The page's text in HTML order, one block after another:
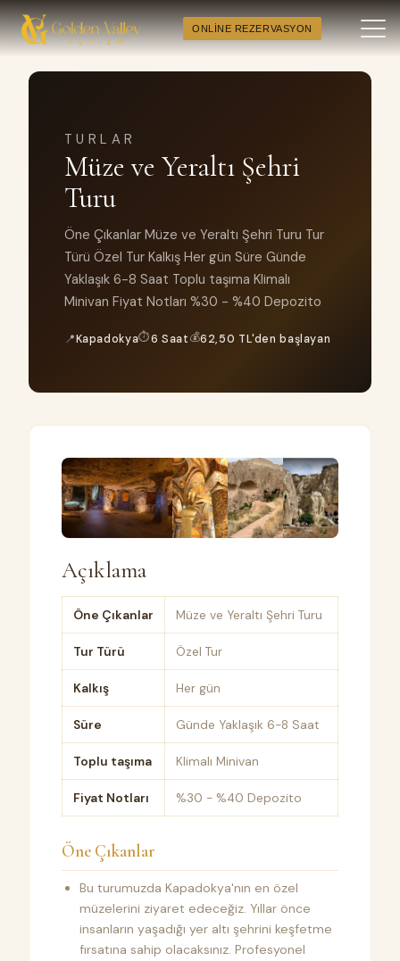
ONLINE REZERVASYON
TURLAR
Müze ve Yeraltı Şehri
Turu
Öne Çıkanlar Müze ve Yeraltı Şehri Turu Tur
Türü Özel Tur Kalkış Her gün Süre Günde
Yaklaşık 6-8 Saat Toplu taşıma Klimalı
Minivan Fiyat Notları %30 - %40 Depozito
📍Kapadokya⏱6 Saat💰62,50 TL'den başlayan
Açıklama
Öne Çıkanlar Müze ve Yeraltı Şehri Turu
Tur Türü Özel Tur
Kalkış Her gün
Süre Günde Yaklaşık 6-8 Saat
Toplu taşıma Klimalı Minivan
Fiyat Notları %30 - %40 Depozito
Öne Çıkanlar
Bu turumuzda Kapadokya'nın en özel
müzelerini ziyaret edeceğiz. Yıllar önce
insanların yaşadığı yer altı şehrini keşfetme
fırsatına sahip olacaksınız. Profesyonel